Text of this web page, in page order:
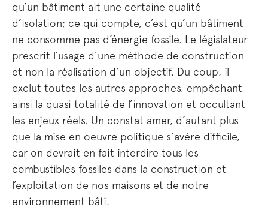
qu’un bâtiment ait une certaine qualité
d’isolation; ce qui compte, c’est qu’un bâtiment
ne consomme pas d’énergie fossile. Le législateur
prescrit l’usage d’une méthode de construction
et non la réalisation d’un objectif. Du coup, il
exclut toutes les autres approches, empêchant
ainsi la quasi totalité de l’innovation et occultant
les enjeux réels. Un constat amer, d’autant plus
que la mise en oeuvre politique s’avère difficile,
car on devrait en fait interdire tous les
combustibles fossiles dans la construction et
l’exploitation de nos maisons et de notre
environnement bâti.